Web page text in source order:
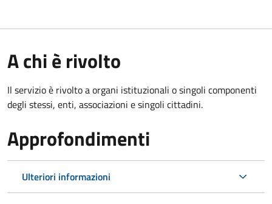
A chi è rivolto
Il servizio è rivolto a organi istituzionali o singoli componenti
degli stessi, enti, associazioni e singoli cittadini.
Approfondimenti
Ulteriori informazioni